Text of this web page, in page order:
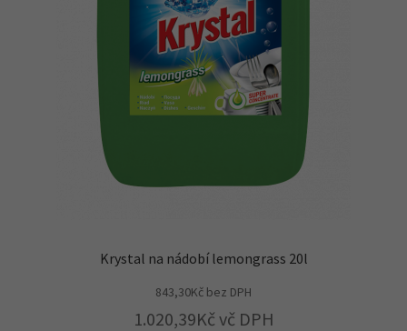
Krystal na nádobí lemongrass 20l
843,30Kč bez DPH
1.020,39Kč vč DPH